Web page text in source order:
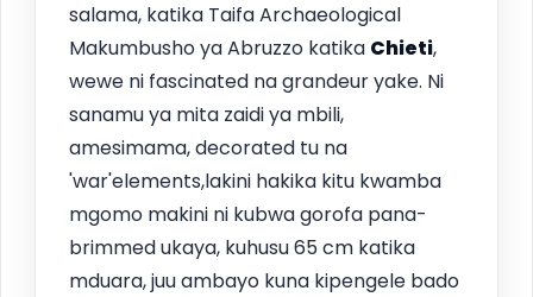
salama, katika Taifa Archaeological
Makumbusho ya Abruzzo katika Chieti,
wewe ni fascinated na grandeur yake. Ni
sanamu ya mita zaidi ya mbili,
amesimama, decorated tu na
'war'elements,lakini hakika kitu kwamba
mgomo makini ni kubwa gorofa pana-
brimmed ukaya, kuhusu 65 cm katika
mduara, juu ambayo kuna kipengele bado